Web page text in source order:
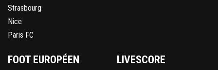
Strasbourg
Nice
Paris FC
FOOT EUROPÉEN LIVESCORE